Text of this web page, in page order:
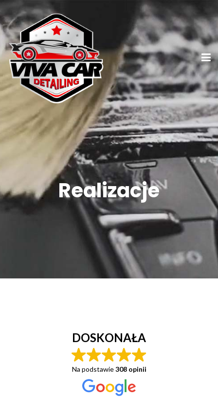
Realizacje
DOSKONAŁA
Na podstawie308 opinii